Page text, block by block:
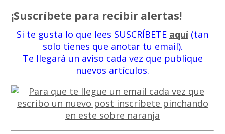
¡Suscríbete para recibir alertas!
Si te gusta lo que lees SUSCRÍBETE aquí(tan
solo tienes que anotar tu email).
Te llegará un aviso cada vez que publique
nuevos artículos.